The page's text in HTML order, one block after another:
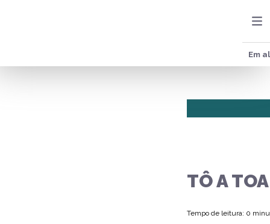
Em
TÔ A
Tempo de leitura: 0